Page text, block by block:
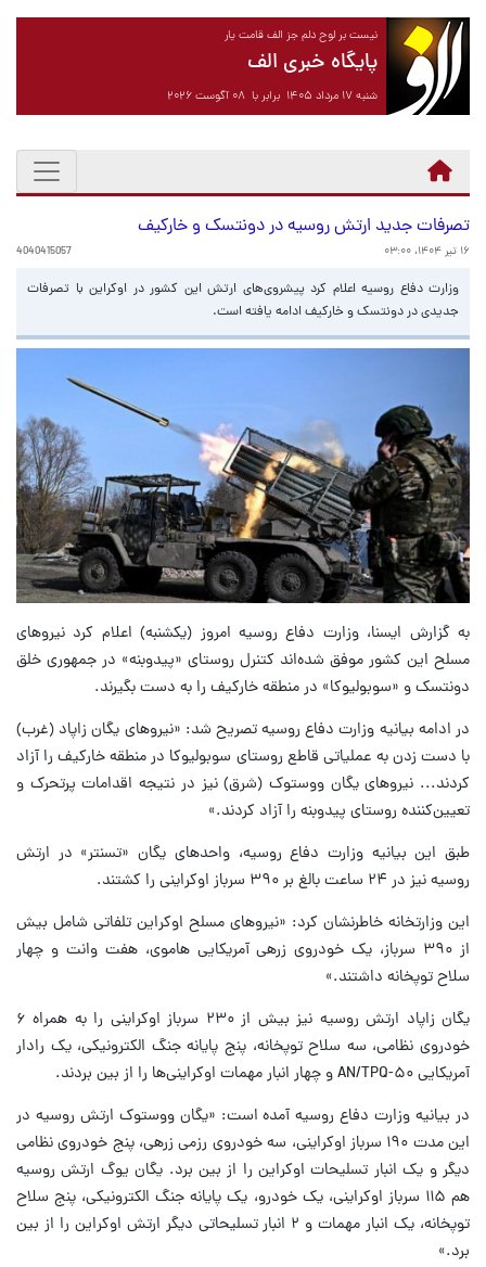
نیست بر لوح دلم جز الف قامت یار
پایگاه خبری الف
شنبه ۱۷ مرداد ۱۴۰۵ برابر با ۰۸ آگوست ۲۰۲۶
تصرفات جدید ارتش روسیه در دونتسک و خارکیف
۱۶ تیر ۱۴۰۴، ۰۳:۰۰ 4040415057
وزارت دفاع روسیه اعلام کرد پیشروی‌های ارتش این کشور در اوکراین با تصرفات
جدیدی در دونتسک و خارکیف ادامه یافته است.
به گزارش ایسنا، وزارت دفاع روسیه امروز (یکشنبه) اعلام کرد نیروهای
مسلح این کشور موفق شده‌اند کتنرل روستای «پیدوبنه» در جمهوری خلق
دونتسک و «سوبولیوکا» در منطقه خارکیف را به دست بگیرند.
در ادامه بیانیه وزارت دفاع روسیه تصریح شد: «نیروهای یگان زاپاد (غرب)
با دست زدن به عملیاتی قاطع روستای سوبولیوکا در منطقه خارکیف را آزاد
کردند... نیروهای یگان ووستوک (شرق) نیز در نتیجه اقدامات پرتحرک و
تعیین‌کننده روستای پیدوبنه را آزاد کردند.»
طبق این بیانیه وزارت دفاع روسیه، واحدهای یگان «تسنتر» در ارتش
روسیه نیز در ۲۴ ساعت بالغ بر ۳۹۰ سرباز اوکراینی را کشتند.
این وزارتخانه خاطرنشان کرد: «نیروهای مسلح اوکراین تلفاتی شامل بیش
از ۳۹۰ سرباز، یک خودروی زرهی آمریکایی هاموی، هفت وانت و چهار
سلاح توپخانه داشتند.»
یگان زاپاد ارتش روسیه نیز بیش از ۲۳۰ سرباز اوکراینی را به همراه ۶
خودروی نظامی، سه سلاح توپخانه، پنج پایانه جنگ الکترونیکی، یک رادار
آمریکایی AN/TPQ-۵۰ و چهار انبار مهمات اوکراینی‌ها را از بین بردند.
در بیانیه وزارت دفاع روسیه آمده است: «یگان ووستوک ارتش روسیه در
این مدت ۱۹۰ سرباز اوکراینی، سه خودروی رزمی زرهی، پنج خودروی نظامی
دیگر و یک انبار تسلیحات اوکراین را از بین برد. یگان یوگ ارتش روسیه
هم ۱۱۵ سرباز اوکراینی، یک خودرو، یک پایانه جنگ الکترونیکی، پنج سلاح
توپخانه، یک انبار مهمات و ۲ انبار تسلیحاتی دیگر ارتش اوکراین را از بین
برد.»